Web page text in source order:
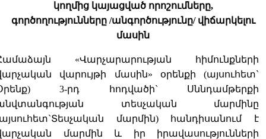
կողմից կայացված որոշումները,
գործողությունները /անգործությունը/ վիճարկելու
մասին
«Վարչարարության հիմունքների
վարույթի մասին»
օրենքի (այսուհետ`
3-րդ հոդվածի` Սննդամթերքի
տեսչական մարմինը
մարմին) հանդիսանում է
մարմին և իր իրավասությունների